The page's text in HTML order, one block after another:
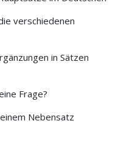
verschiedenen
in Sätzen
Frage?
Nebensatz